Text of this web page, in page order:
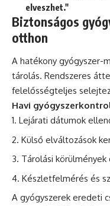
elveszhet."
Biztonságos
otthon
A hatékony gyógyszer-
tárolás. Rendszeres
felelősségteljes
Havi
Lejárati dátumok
Külső elváltozások
Tárolási
Készletfelmérés és
A gyógyszerek eredeti